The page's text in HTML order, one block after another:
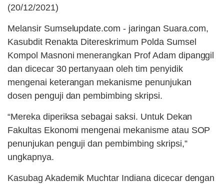
(20/12/2021)
Melansir Sumselupdate.com - jaringan Suara.com,
Kasubdit Renakta Ditereskrimum Polda Sumsel
Kompol Masnoni menerangkan Prof Adam dipanggil
dan dicecar 30 pertanyaan oleh tim penyidik
mengenai keterangan mekanisme penunjukan
dosen penguji dan pembimbing skripsi.
“Mereka diperiksa sebagai saksi. Untuk Dekan
Fakultas Ekonomi mengenai mekanisme atau SOP
penunjukan penguji dan pembimbing skripsi,”
ungkapnya.
Kasubag Akademik Muchtar Indiana dicecar dengan